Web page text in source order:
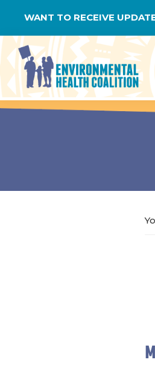
primary
navigation
main
content
footer
WANT TO RECEIVE
Environmental
Health